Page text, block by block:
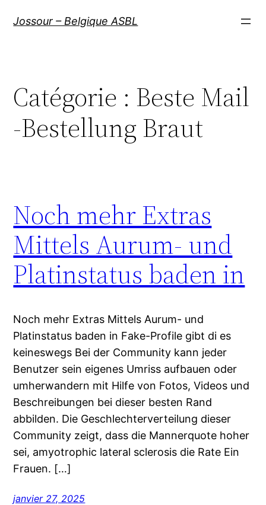
Jossour – Belgique ASBL
Catégorie : Beste Mail
-Bestellung Braut
Noch mehr Extras
Mittels Aurum- und
Platinstatus baden in
Noch mehr Extras Mittels Aurum- und
Platinstatus baden in Fake-Profile gibt di es
keineswegs Bei der Community kann jeder
Benutzer sein eigenes Umriss aufbauen oder
umherwandern mit Hilfe von Fotos, Videos und
Beschreibungen bei dieser besten Rand
abbilden. Die Geschlechterverteilung dieser
Community zeigt, dass die Mannerquote hoher
sei, amyotrophic lateral sclerosis die Rate Ein
Frauen. […]
janvier 27, 2025